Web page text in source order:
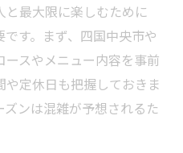
最大限に楽しむために
す。まず、四国中央市や
スやメニュー内容を事前
定休日も把握しておきま
ンは混雑が予想されるた